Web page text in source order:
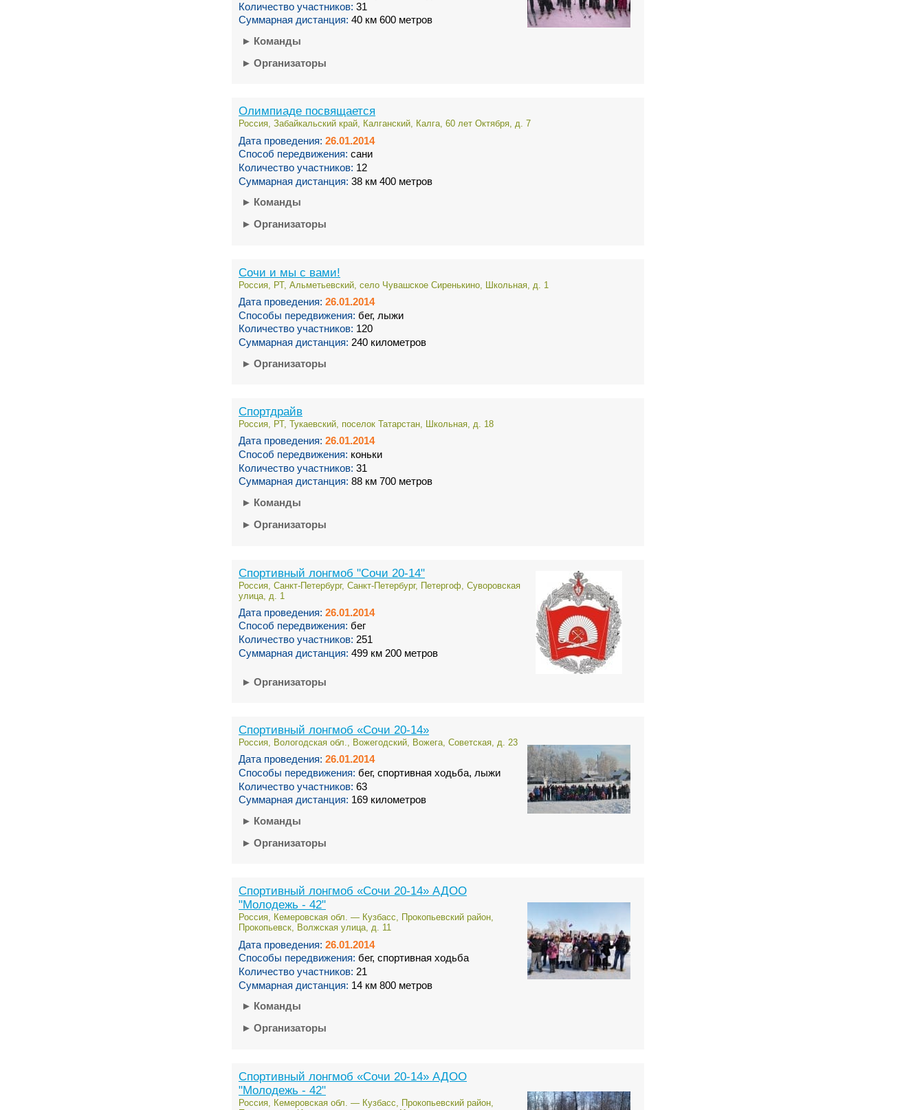
Количество участников: 31
Суммарная дистанция: 40 км 600 метров
► Команды
► Организаторы
Олимпиаде посвящается
Россия, Забайкальский край, Калганский, Калга, 60 лет Октября, д. 7
Дата проведения: 26.01.2014
Способ передвижения: сани
Количество участников: 12
Суммарная дистанция: 38 км 400 метров
► Команды
► Организаторы
Сочи и мы с вами!
Россия, РТ, Альметьевский, село Чувашское Сиренькино, Школьная, д. 1
Дата проведения: 26.01.2014
Способы передвижения: бег, лыжи
Количество участников: 120
Суммарная дистанция: 240 километров
► Организаторы
Спортдрайв
Россия, РТ, Тукаевский, поселок Татарстан, Школьная, д. 18
Дата проведения: 26.01.2014
Способ передвижения: коньки
Количество участников: 31
Суммарная дистанция: 88 км 700 метров
► Команды
► Организаторы
Спортивный лонгмоб "Сочи 20-14"
Россия, Санкт-Петербург, Санкт-Петербург, Петергоф, Суворовская
улица, д. 1
Дата проведения: 26.01.2014
Способ передвижения: бег
Количество участников: 251
Суммарная дистанция: 499 км 200 метров
► Организаторы
Спортивный лонгмоб «Сочи 20-14»
Россия, Вологодская обл., Вожегодский, Вожега, Советская, д. 23
Дата проведения: 26.01.2014
Способы передвижения: бег, спортивная ходьба, лыжи
Количество участников: 63
Суммарная дистанция: 169 километров
► Команды
► Организаторы
Спортивный лонгмоб «Сочи 20-14» АДОО
"Молодежь - 42"
Россия, Кемеровская обл. — Кузбасс, Прокопьевский район,
Прокопьевск, Волжская улица, д. 11
Дата проведения: 26.01.2014
Способы передвижения: бег, спортивная ходьба
Количество участников: 21
Суммарная дистанция: 14 км 800 метров
► Команды
► Организаторы
Спортивный лонгмоб «Сочи 20-14» АДОО
"Молодежь - 42"
Россия, Кемеровская обл. — Кузбасс, Прокопьевский район,